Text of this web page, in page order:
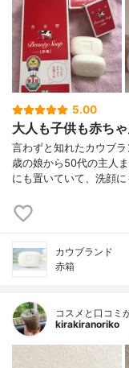
5.00
大人も子供も赤ち
言わずと知れたカウブ
歳の娘から50代の主人
にも置いていて、洗顔
カウブランド
赤箱
コスメと口コミ
kirakiranoriko